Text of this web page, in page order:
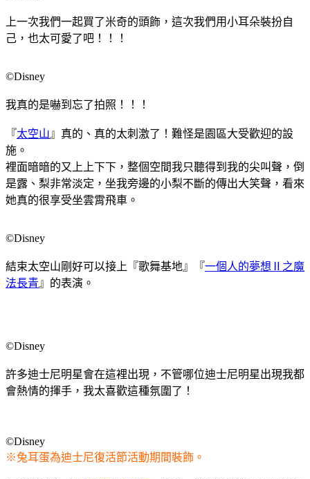
上一次我們一起買了米奇的頭飾，這次我們用小耳朵裝扮自
己，也太可愛了吧！！！
©Disney
我真的是嚇到忘了拍照！！！
『太空山 』真的、真的太刺激了！難怪是園區大受歡迎的設
施。
裡面暗暗的又上上下下，整個空間我只聽得到我的尖叫聲，倒
是露、梨非常淡定，坐我旁邊的小梨不斷的傳出大笑聲，看來
她真的很享受坐雲霄飛車。
©Disney
結束太空山剛好可以接上『歌舞基地』『一個人的夢想Ⅱ之魔
法長青 』的表演。
©Disney
許多迪士尼明星會在這裡出現，不管哪位迪士尼明星出現我都
會熱情的揮手，我太喜歡這種氛圍了！
©Disney
※兔耳蛋為迪士尼復活節活動期間裝飾。